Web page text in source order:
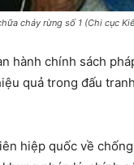
cháy rừng số 1 (Chi cục
hành chính sách
quả trong đấu
hiệp quốc về